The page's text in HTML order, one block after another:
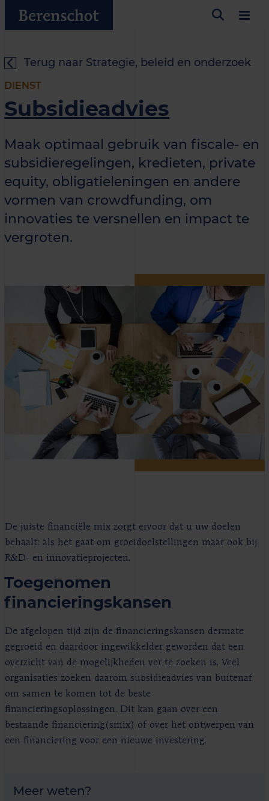
Terug naar Strategie, beleid en onderzoek
DIENST
Subsidieadvies
Maak optimaal gebruik van fiscale- en
subsidieregelingen, kredieten, private
equity, obligatieleningen en andere
vormen van crowdfunding, om
innovaties te versnellen en impact te
vergroten.
De juiste financiële mix zorgt ervoor dat u uw doelen
behaalt: als het gaat om groeidoelstellingen maar ook bij
R&D- en innovatieprojecten.
Toegenomen
financieringskansen
De afgelopen tijd zijn de financieringskansen dermate
gegroeid en daardoor ingewikkelder geworden dat een
overzicht van de mogelijkheden ver te zoeken is. Veel
organisaties zoeken daarom subsidieadvies van buitenaf
om samen te komen tot de beste
financieringsoplossingen. Dit kan gaan over een
bestaande financiering(smix) of over het ontwerpen van
een financiering voor een nieuwe investering.
Meer weten?